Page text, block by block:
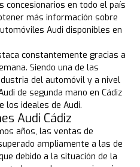
concesionarios en todo el país
más información sobre
Audi disponibles en
constantemente gracias a
Siendo una de las
del automóvil y a nivel
de segunda mano en Cádiz
los ideales de Audi.
Audi Cádiz
años, las ventas de
ampliamente a las de
debido a la situación de la